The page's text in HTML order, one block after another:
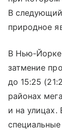
В
природное
В Нью-
затмение
до 15:25
районах
и на улицах.